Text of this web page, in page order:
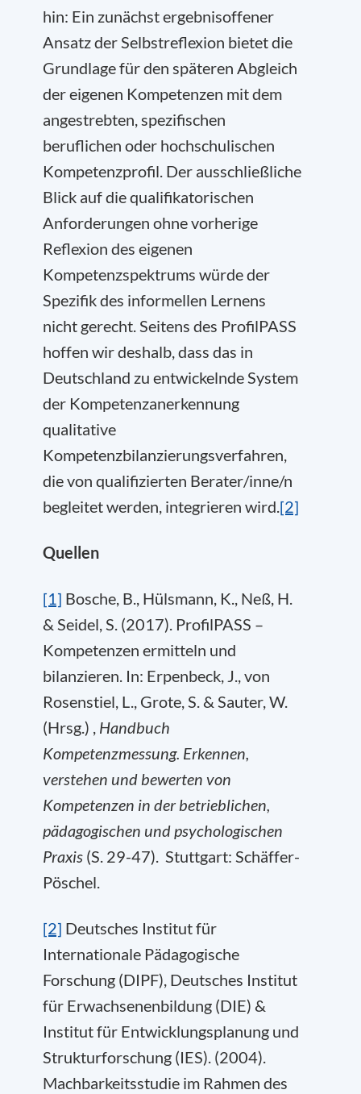
hin: Ein zunächst ergebnisoffener
Ansatz der Selbstreflexion bietet die
Grundlage für den späteren Abgleich
der eigenen Kompetenzen mit dem
angestrebten, spezifischen
beruflichen oder hochschulischen
Kompetenzprofil. Der ausschließliche
Blick auf die qualifikatorischen
Anforderungen ohne vorherige
Reflexion des eigenen
Kompetenzspektrums würde der
Spezifik des informellen Lernens
nicht gerecht. Seitens des ProfilPASS
hoffen wir deshalb, dass das in
Deutschland zu entwickelnde System
der Kompetenzanerkennung
qualitative
Kompetenzbilanzierungsverfahren,
die von qualifizierten Berater/inne/n
begleitet werden, integrieren wird.[2]
Quellen
[1] Bosche, B., Hülsmann, K., Neß, H.
& Seidel, S. (2017). ProfilPASS –
Kompetenzen ermitteln und
bilanzieren. In: Erpenbeck, J., von
Rosenstiel, L., Grote, S. & Sauter, W.
(Hrsg.) , Handbuch
Kompetenzmessung. Erkennen,
verstehen und bewerten von
Kompetenzen in der betrieblichen,
pädagogischen und psychologischen
Praxis (S. 29-47). Stuttgart: Schäffer-
Pöschel.
[2] Deutsches Institut für
Internationale Pädagogische
Forschung (DIPF), Deutsches Institut
für Erwachsenenbildung (DIE) &
Institut für Entwicklungsplanung und
Strukturforschung (IES). (2004).
Machbarkeitsstudie im Rahmen des